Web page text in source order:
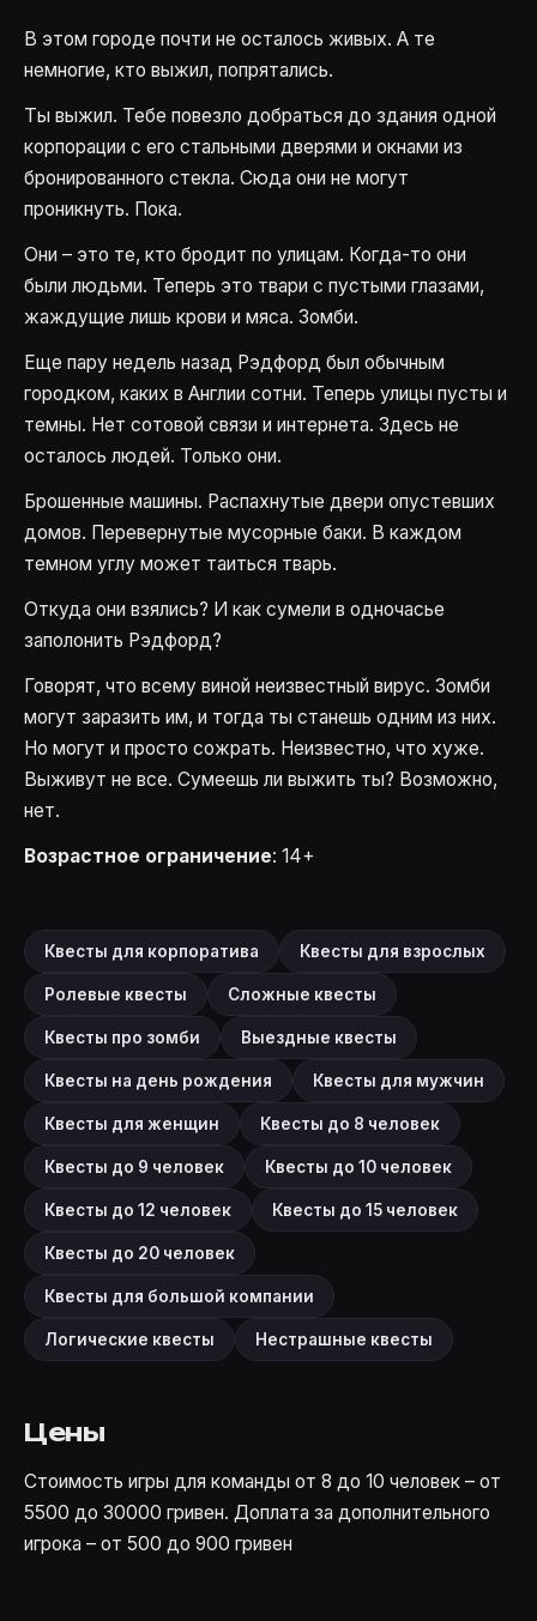
В этом городе почти не осталось живых. А те
немногие, кто выжил, попрятались.
Ты выжил. Тебе повезло добраться до здания одной
корпорации с его стальными дверями и окнами из
бронированного стекла. Сюда они не могут
проникнуть. Пока.
Они – это те, кто бродит по улицам. Когда-то они
были людьми. Теперь это твари с пустыми глазами,
жаждущие лишь крови и мяса. Зомби.
Еще пару недель назад Рэдфорд был обычным
городком, каких в Англии сотни. Теперь улицы пусты и
темны. Нет сотовой связи и интернета. Здесь не
осталось людей. Только они.
Брошенные машины. Распахнутые двери опустевших
домов. Перевернутые мусорные баки. В каждом
темном углу может таиться тварь.
Откуда они взялись? И как сумели в одночасье
заполонить Рэдфорд?
Говорят, что всему виной неизвестный вирус. Зомби
могут заразить им, и тогда ты станешь одним из них.
Но могут и просто сожрать. Неизвестно, что хуже.
Выживут не все. Сумеешь ли выжить ты? Возможно,
нет.
Возрастное ограничение: 14+
Квесты для корпоратива Квесты для взрослых
Ролевые квесты Сложные квесты
Квесты про зомби Выездные квесты
Квесты на день рождения Квесты для мужчин
Квесты для женщин Квесты до 8 человек
Квесты до 9 человек Квесты до 10 человек
Квесты до 12 человек Квесты до 15 человек
Квесты до 20 человек
Квесты для большой компании
Логические квесты Нестрашные квесты
Цены
Стоимость игры для команды от 8 до 10 человек – от
5500 до 30000 гривен. Доплата за дополнительного
игрока – от 500 до 900 гривен